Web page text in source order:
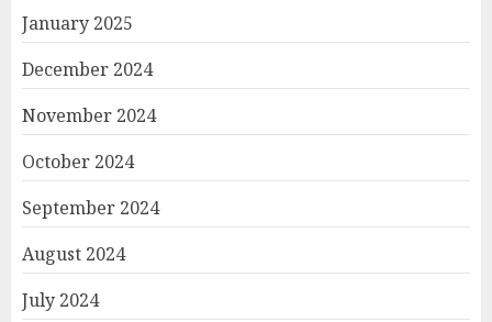
January 2025
December 2024
November 2024
October 2024
September 2024
August 2024
July 2024